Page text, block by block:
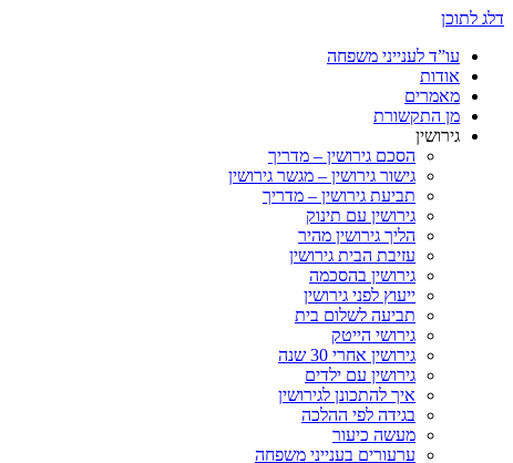
דלג לתוכן
עו”ד לענייני משפחה
אודות
מאמרים
מן התקשורת
גירושין
הסכם גירושין – מדריך
גישור גירושין – מגשר גירושין
תביעת גירושין – מדריך
גירושין עם תינוק
הליך גירושין מהיר
עזיבת הבית גירושין
גירושין בהסכמה
ייעוץ לפני גירושין
תביעה לשלום בית
גירושי הייטק
גירושין אחרי 30 שנה
גירושין עם ילדים
איך להתכונן לגירושין
בגידה לפי ההלכה
מעשה כיעור
ערעורים בענייני משפחה